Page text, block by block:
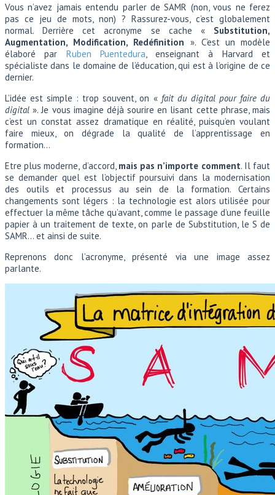
Vous n’avez jamais entendu parler de SAMR (non, vous ne ferez
pas ce jeu de mots, non) ? Rassurez-vous, c’est globalement
normal. Derrière cet acronyme se cache « Substitution,
Augmentation, Modification, Redéfinition ». C’est un modèle
élaboré par Ruben Puentedura , enseignant à Harvard et
spécialiste dans le domaine de l’éducation, qui est à l’origine de ce
dernier.
L’idée est simple : trop souvent, on « fait du digital pour faire du
digital ». Je vous imagine déjà sourire en lisant cette phrase, mais
c’est un constat assez dramatique en réalité, puisqu’en voulant
faire mieux, on dégrade la qualité de l’apprentissage en
formation…
Etre plus moderne, d’accord, mais pas n’importe comment. Il faut
se demander quel est l’objectif poursuivi dans la modernisation
des outils et processus au sein de la formation. Certains
changements sont légers : la technologie est alors utilisée pour
effectuer la même tâche qu’avant, comme le passage d’une feuille
papier à un traitement de texte, on parle de Substitution, le S de
SAMR… et ainsi de suite.
Reprenons donc l’acronyme, présenté via une image assez
parlante.